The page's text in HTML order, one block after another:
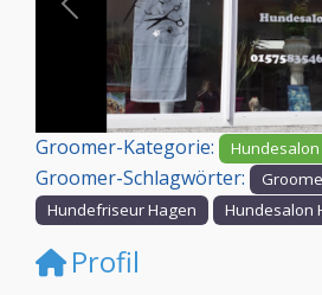
Vorheriges
Groomer-Kategorie: Hundesalon
Groomer-Schlagwörter:
Hundefriseur Hagen
Hundesalon
Profil